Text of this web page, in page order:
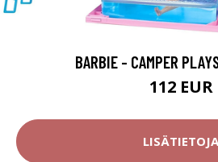
BARBIE - CAMPER
112 EUR
LISÄTIETOJA